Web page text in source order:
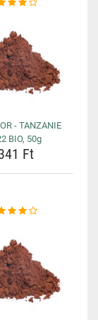
- TANZANIE
BIO, 50g
Ft